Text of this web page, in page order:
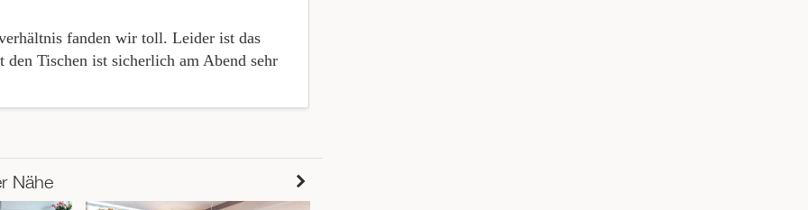
fanden wir toll. Leider ist das
Tischen ist sicherlich am Abend sehr
Nähe